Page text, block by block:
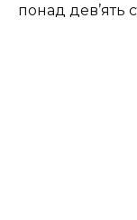
понад дев’ять